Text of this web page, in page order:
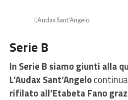
L’Audax Sant’Angelo
Serie B
In Serie B siamo giunti alla
L’Audax Sant’Angelocontinua
rifilato all’Etabeta Fano